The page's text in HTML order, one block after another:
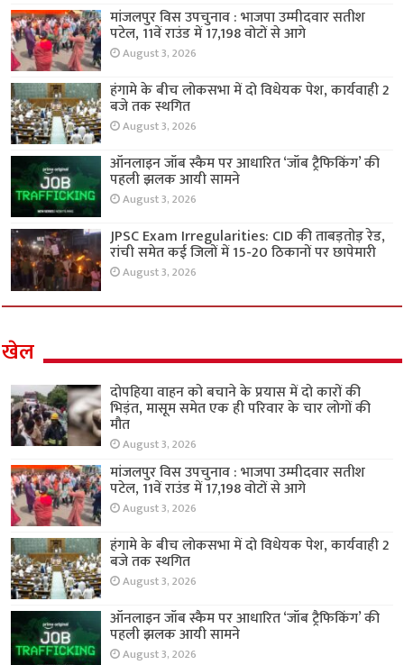
मांजलपुर विस उपचुनाव : भाजपा उम्मीदवार सतीश
पटेल, 11वें राउंड में 17,198 वोटों से आगे
August 3, 2026
हंगामे के बीच लोकसभा में दो विधेयक पेश, कार्यवाही 2
बजे तक स्थगित
August 3, 2026
ऑनलाइन जॉब स्कैम पर आधारित ‘जॉब ट्रैफिकिंग’ की
पहली झलक आयी सामने
August 3, 2026
JPSC Exam Irregularities: CID की ताबड़तोड़ रेड,
रांची समेत कई जिलों में 15-20 ठिकानों पर छापेमारी
August 3, 2026
खेल
दोपहिया वाहन को बचाने के प्रयास में दो कारों की
भिड़ंत, मासूम समेत एक ही परिवार के चार लोगों की
मौत
August 3, 2026
मांजलपुर विस उपचुनाव : भाजपा उम्मीदवार सतीश
पटेल, 11वें राउंड में 17,198 वोटों से आगे
August 3, 2026
हंगामे के बीच लोकसभा में दो विधेयक पेश, कार्यवाही 2
बजे तक स्थगित
August 3, 2026
ऑनलाइन जॉब स्कैम पर आधारित ‘जॉब ट्रैफिकिंग’ की
पहली झलक आयी सामने
August 3, 2026